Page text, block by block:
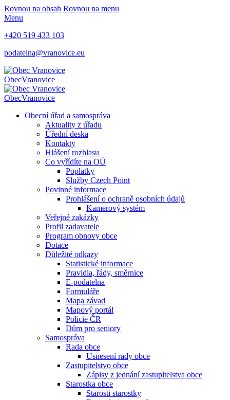
Rovnou na obsah Rovnou na menu
Menu
+420 519 433 103
podatelna@vranovice.eu
ObecVranovice
ObecVranovice
Obecní úřad a samospráva
Aktuality z úřadu
Úřední deska
Kontakty
Hlášení rozhlasu
Co vyřídíte na OÚ
Poplatky
Služby Czech Point
Povinné informace
Prohlášení o ochraně osobních údajů
Kamerový systém
Veřejné zakázky
Profil zadavatele
Program obnovy obce
Dotace
Důležité odkazy
Statistické informace
Pravidla, řády, směrnice
E-podatelna
Formuláře
Mapa závad
Mapový portál
Policie ČR
Dům pro seniory
Samospráva
Rada obce
Usnesení rady obce
Zastupitelstvo obce
Zápisy z jednání zastupitelstva obce
Starostka obce
Starosti starostky